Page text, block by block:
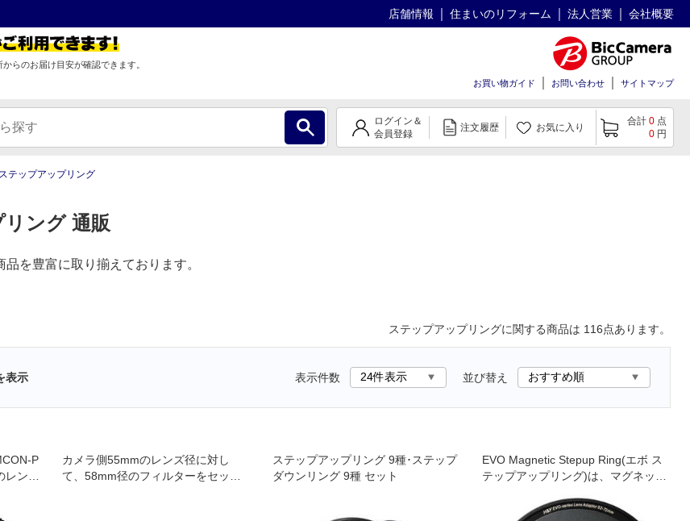
店舗情報 住まいのリフォーム 法人営業 会社概要
らのお届け目安が確認できます。
お買い物ガイド お問い合わせ サイトマップ
ログイン＆
会員登録
注文履歴 お気に入り
合計 0 点
0 円
ステップアップリング
ング 通販
を豊富に取り揃えております。
ステップアップリングに関する商品は 116点あります。
表示 表示件数 並び替え
P
ンズ
カメラ側55mmのレンズ径に対し
て、58mm径のフィルターをセット
ステップアップリング 9種･ステップ
ダウンリング 9種 セット
EVO Magnetic Stepup Ring(エボ ス
テップアップリング)は、マグネット